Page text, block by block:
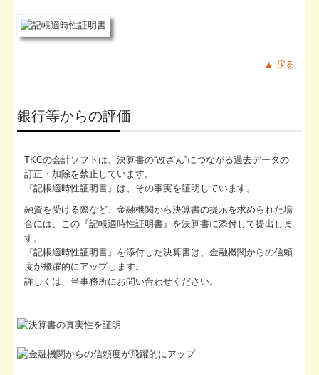
▲ 戻る
銀行等からの評価
TKCの会計ソフトは、決算書の“改ざん”につながる過去データの
訂正・加除を禁止しています。
『記帳適時性証明書』は、その事実を証明しています。
融資を受ける際など、金融機関から決算書の提示を求められた場
合には、この『記帳適時性証明書』を決算書に添付して提出しま
す。
『記帳適時性証明書』を添付した決算書は、金融機関からの信頼
度が飛躍的にアップします。
詳しくは、当事務所にお問い合わせください。